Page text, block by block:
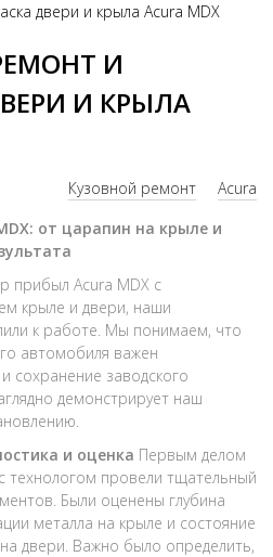
двери и крыла Acura MDX
И
И КРЫЛА
Кузовной ремонт
Acura
от царапин на крыле и
прибыл Acura MDX с
крыле и двери, наши
к работе. Мы понимаем, что
автомобиля важен
сохранение заводского
демонстрирует наш
и оценка Первым делом
технологом провели тщательный
Были оценены глубина
металла на крыле и состояние
двери. Важно было определить,